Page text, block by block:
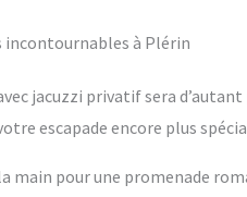
à Plérin
jacuzzi privatif sera
escapade encore plus
main pour une promenade